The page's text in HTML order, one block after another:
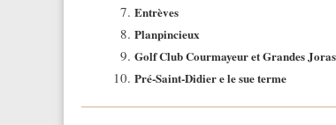
Entrèves
Planpincieux
Golf Club Courmayeur et Grandes
Pré-Saint-Didier e le sue terme